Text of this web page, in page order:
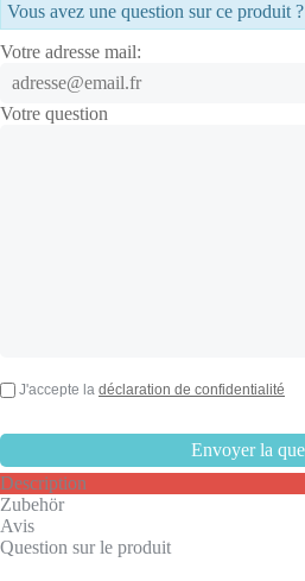
Vous avez une question sur ce produit ?
Votre adresse mail:
Votre question
J'accepte la déclaration de confidentialité
Description
Zubehör
Avis
Question sur le produit